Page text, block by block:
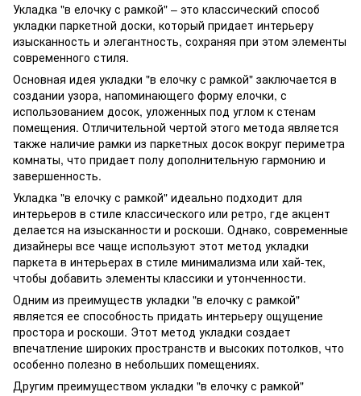
Укладка "в елочку с рамкой" – это классический способ
укладки паркетной доски, который придает интерьеру
изысканность и элегантность, сохраняя при этом элементы
современного стиля.
Основная идея укладки "в елочку с рамкой" заключается в
создании узора, напоминающего форму елочки, с
использованием досок, уложенных под углом к стенам
помещения. Отличительной чертой этого метода является
также наличие рамки из паркетных досок вокруг периметра
комнаты, что придает полу дополнительную гармонию и
завершенность.
Укладка "в елочку с рамкой" идеально подходит для
интерьеров в стиле классического или ретро, где акцент
делается на изысканности и роскоши. Однако, современные
дизайнеры все чаще используют этот метод укладки
паркета в интерьерах в стиле минимализма или хай-тек,
чтобы добавить элементы классики и утонченности.
Одним из преимуществ укладки "в елочку с рамкой"
является ее способность придать интерьеру ощущение
простора и роскоши. Этот метод укладки создает
впечатление широких пространств и высоких потолков, что
особенно полезно в небольших помещениях.
Другим преимуществом укладки "в елочку с рамкой"